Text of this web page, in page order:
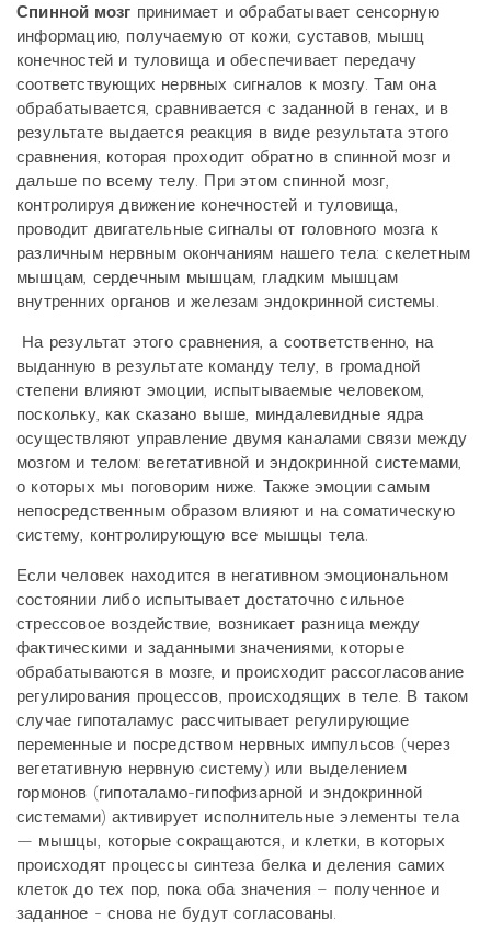
Спинной мозг принимает и обрабатывает сенсорную
информацию, получаемую от кожи, суставов, мышц
конечностей и туловища и обеспечивает передачу
соответствующих нервных сигналов к мозгу. Там она
обрабатывается, сравнивается с заданной в генах, и в
результате выдается реакция в виде результата этого
сравнения, которая проходит обратно в спинной мозг и
дальше по всему телу. При этом спинной мозг,
контролируя движение конечностей и туловища,
проводит двигательные сигналы от головного мозга к
различным нервным окончаниям нашего тела: скелетным
мышцам, сердечным мышцам, гладким мышцам
внутренних органов и железам эндокринной системы.
На результат этого сравнения, а соответственно, на
выданную в результате команду телу, в громадной
степени влияют эмоции, испытываемые человеком,
поскольку, как сказано выше, миндалевидные ядра
осуществляют управление двумя каналами связи между
мозгом и телом: вегетативной и эндокринной системами,
о которых мы поговорим ниже. Также эмоции самым
непосредственным образом влияют и на соматическую
систему, контролирующую все мышцы тела.
Если человек находится в негативном эмоциональном
состоянии либо испытывает достаточно сильное
стрессовое воздействие, возникает разница между
фактическими и заданными значениями, которые
обрабатываются в мозге, и происходит рассогласование
регулирования процессов, происходящих в теле. В таком
случае гипоталамус рассчитывает регулирующие
переменные и посредством нервных импульсов (через
вегетативную нервную систему) или выделением
гормонов (гипоталамо-гипофизарной и эндокринной
системами) активирует исполнительные элементы тела
— мышцы, которые сокращаются, и клетки, в которых
происходят процессы синтеза белка и деления самих
клеток до тех пор, пока оба значения – полученное и
заданное - снова не будут согласованы.